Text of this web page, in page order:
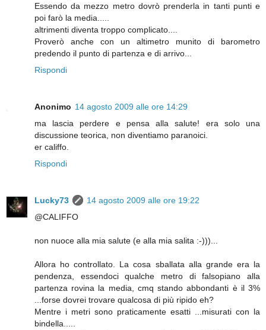
Essendo da mezzo metro dovrò prenderla in tanti punti e
poi farò la media.....
altrimenti diventa troppo complicato....
Proverò anche con un altimetro munito di barometro
predendo il punto di partenza e di arrivo...
Rispondi
Anonimo 14 agosto 2009 alle ore 14:29
ma lascia perdere e pensa alla salute! era solo una
discussione teorica, non diventiamo paranoici.
er califfo.
Rispondi
Lucky73
14 agosto 2009 alle ore 19:22
@CALIFFO
non nuoce alla mia salute (e alla mia salita :-)))...
Allora ho controllato. La cosa sballata alla grande era la
pendenza, essendoci qualche metro di falsopiano alla
partenza rovina la media, cmq stando abbondanti è il 3%
...forse dovrei trovare qualcosa di più ripido eh?
Mentre i metri sono praticamente esatti ...misurati con la
bindella.....